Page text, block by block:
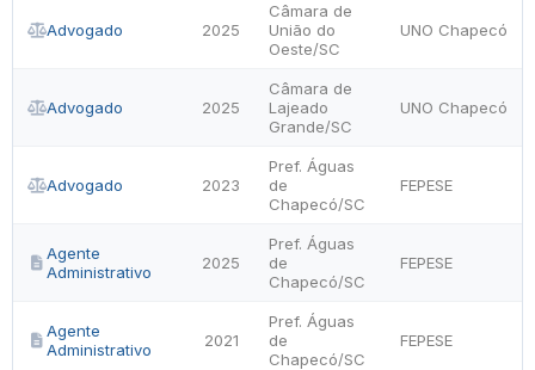
Advogado 2025
Câmara de
União do
Oeste/SC
UNO Chapecó
Advogado 2025
Câmara de
Lajeado
Grande/SC
UNO Chapecó
Advogado 2023
Pref. Águas
de
Chapecó/SC
FEPESE
Agente
Administrativo
2025
Pref. Águas
de
Chapecó/SC
FEPESE
Agente
Administrativo
2021
Pref. Águas
de
Chapecó/SC
FEPESE